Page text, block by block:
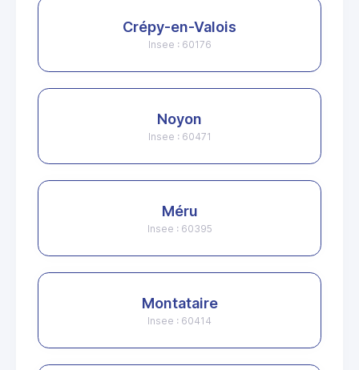
Crépy-en-Valois
Insee : 60176
Noyon
Insee : 60471
Méru
Insee : 60395
Montataire
Insee : 60414